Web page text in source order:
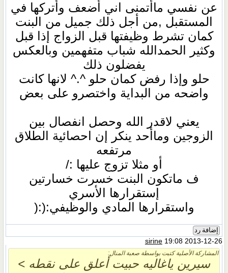
عن نفسي ماأتمنى اني أضعف وأتركها في
المستقبل ,من أجل ذلك جميل من البنت
كمان تشرط وظيفتها قبل الزواج إذا قبل
وكثير الحمدالله شباب متفهمين وبالعكس
يفضلون ذلك
حلو وإذا رفض كمان حلو ^.^ لانها كانت
واضحه من البداية واختصرو على بعض
يعني لاقدر الله وحصل انفصال بين
الزوجين وماأحد ينكر إن احصائية الطلاق
مرتفعه
أو مثلا تزوج عليها :/
ف ماتكون البنت خسرت خسارتين
إستقرارها الأسري
واستقرارها المادي والوظيفي:(:(
إضافة رد
sirine19:08 2013-12-26
المشاركة الأصلية كتبت بواسطة صعبة المنال:
سيرين ياغاليه حبيت أعلق على نقطه >